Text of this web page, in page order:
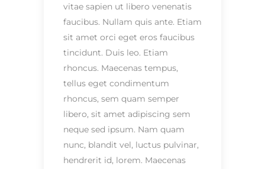
vitae sapien ut libero venenatis
faucibus. Nullam quis ante. Etiam
sit amet orci eget eros faucibus
tincidunt. Duis leo. Etiam
rhoncus. Maecenas tempus,
tellus eget condimentum
rhoncus, sem quam semper
libero, sit amet adipiscing sem
neque sed ipsum. Nam quam
nunc, blandit vel, luctus pulvinar,
hendrerit id, lorem. Maecenas